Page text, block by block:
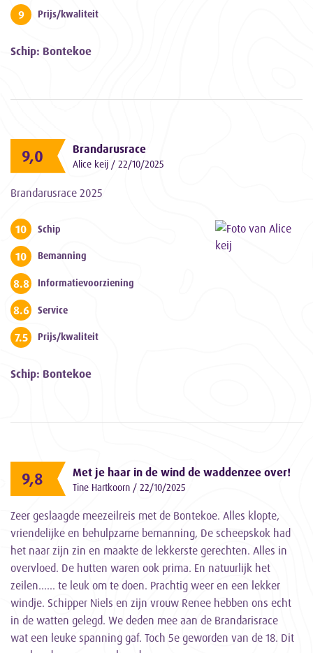
9 Prijs/kwaliteit
Schip: Bontekoe
9,0 Brandarusrace
Alice keij / 22/10/2025
Brandarusrace 2025
10 Schip
10 Bemanning
8.8 Informatievoorziening
8.6 Service
7.5 Prijs/kwaliteit
Schip: Bontekoe
9,8 Met je haar in de wind de waddenzee over!
Tine Hartkoorn / 22/10/2025
Zeer geslaagde meezeilreis met de Bontekoe. Alles klopte,
vriendelijke en behulpzame bemanning, De scheepskok had
het naar zijn zin en maakte de lekkerste gerechten. Alles in
overvloed. De hutten waren ook prima. En natuurlijk het
zeilen...... te leuk om te doen. Prachtig weer en een lekker
windje. Schipper Niels en zijn vrouw Renee hebben ons echt
in de watten gelegd. We deden mee aan de Brandarisrace
wat een leuke spanning gaf. Toch 5e geworden van de 18. Dit